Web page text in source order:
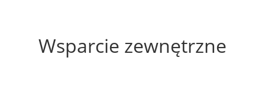
Wsparcie zewnętrzne